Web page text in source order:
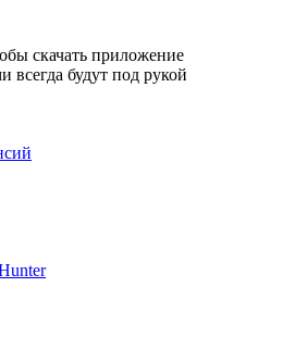
скачать приложение
всегда будут под рукой